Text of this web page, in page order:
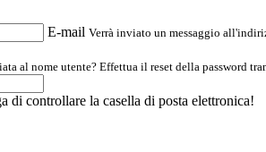
E-mail Verrà inviato un messaggio
al nome utente? Effettua il reset della password
di controllare la casella di posta elettronica!